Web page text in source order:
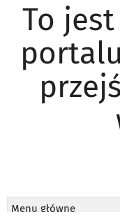
To
Menu główne